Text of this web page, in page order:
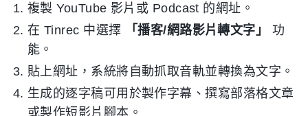
複製 YouTube 影片或 Podcast 的網址。
在 Tinrec 中選擇
「播客/網路影片轉文字」
功
能。
貼上網址，系統將自動抓取音軌並轉換為文字。
生成的逐字稿可用於製作字幕、撰寫部落格文章
或製作短影片腳本。